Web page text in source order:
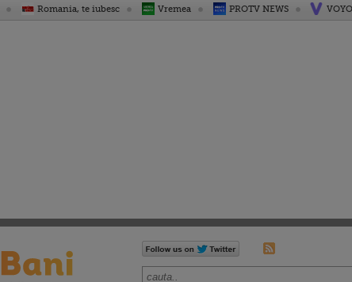
Romania, te iubesc Vremea PROTV NEWS VOYO